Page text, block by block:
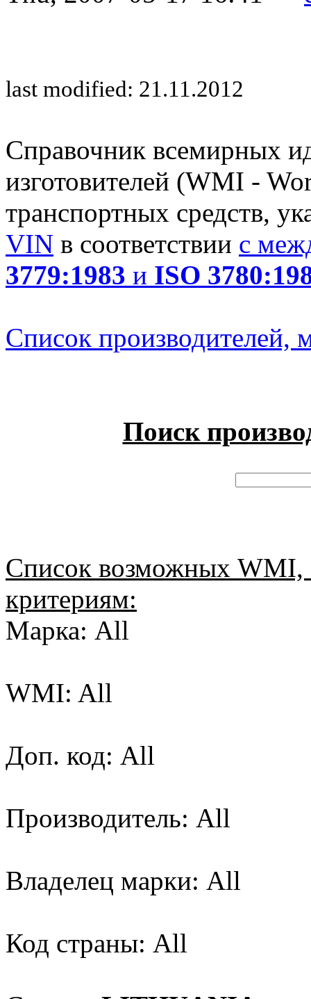
last modified: 21.11.2012
Справочник всемирных
изготовителей (WMI -
транспортных средств,
VIN в соответствии с
3779:1983 и ISO
Список производителей,
Поиск
Список возможных
критериям:
Марка: All
WMI: All
Доп. код: All
Производитель: All
Владелец марки: All
Код страны: All